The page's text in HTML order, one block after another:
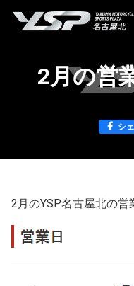
2月の営
シ
2月のYSP名古屋北の営